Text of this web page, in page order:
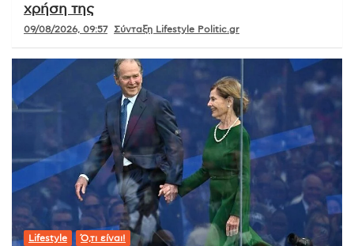
χρήση της
09/08/2026, 09:57 Σύνταξη Lifestyle Politic.gr
Lifestyle Ό,τι είναι!